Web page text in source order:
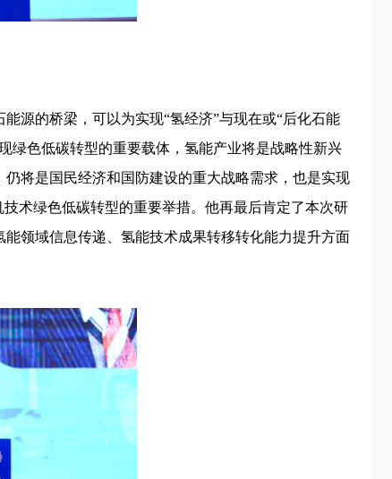
源的桥梁，可以为实现“氢经济”与现在或“后化石能
绿色低碳转型的重要载体，氢能产业将是战略性新兴
将是国民经济和国防建设的重大战略需求，也是实现
术绿色低碳转型的重要举措。他再最后肯定了本次研
领域信息传递、氢能技术成果转移转化能力提升方面